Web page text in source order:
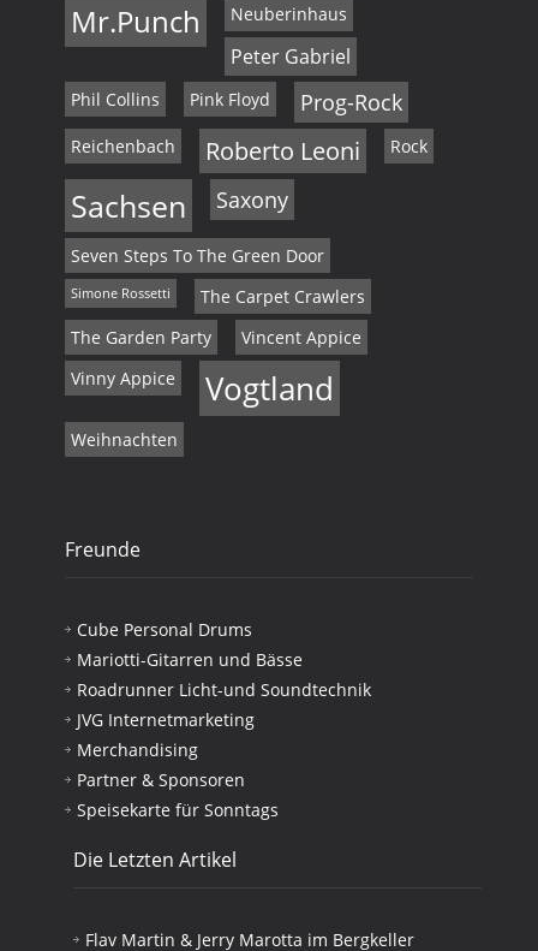
Mr.Punch Neuberinhaus
Peter Gabriel
Phil Collins Pink Floyd Prog-Rock
Reichenbach Roberto Leoni Rock
Sachsen Saxony
Seven Steps To The Green Door
Simone Rossetti
The Carpet Crawlers
The Garden Party
Vincent Appice
Vinny Appice
Vogtland
Weihnachten
Freunde
Cube Personal Drums
Mariotti-Gitarren und Bässe
Roadrunner Licht-und Soundtechnik
JVG Internetmarketing
Merchandising
Partner & Sponsoren
Speisekarte für Sonntags
Die Letzten Artikel
Flav Martin & Jerry Marotta im Bergkeller